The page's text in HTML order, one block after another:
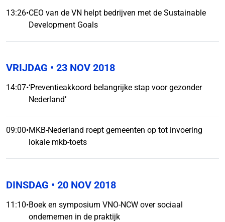
13:26•CEO van de VN helpt bedrijven met de Sustainable
Development Goals
VRIJDAG • 23 NOV 2018
14:07•‘Preventieakkoord belangrijke stap voor gezonder
Nederland’
09:00•MKB-Nederland roept gemeenten op tot invoering
lokale mkb-toets
DINSDAG • 20 NOV 2018
11:10•Boek en symposium VNO-NCW over sociaal
ondernemen in de praktijk